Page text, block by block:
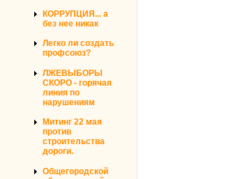
КОРРУПЦИЯ... а
без нее никак
Легко ли создать
профсоюз?
ЛЖЕВЫБОРЫ
СКОРО - горячая
линия по
нарушениям
Митинг 22 мая
против
строительства
дороги.
Общегородской